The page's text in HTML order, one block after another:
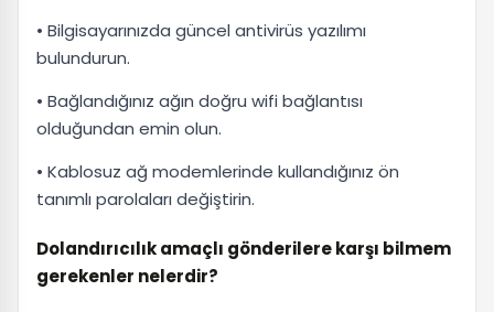
• Bilgisayarınızda güncel antivirüs yazılımı
bulundurun.
• Bağlandığınız ağın doğru wifi bağlantısı
olduğundan emin olun.
• Kablosuz ağ modemlerinde kullandığınız ön
tanımlı parolaları değiştirin.
Dolandırıcılık amaçlı gönderilere karşı bilmem
gerekenler nelerdir?